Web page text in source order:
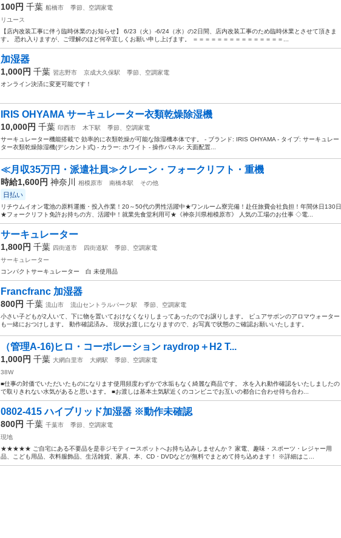
100円 千葉 船橋市
季節、空調家電
リユース
【店内改装工事に伴う臨時休業のお知らせ】 6/23（火）-6/24（水）の2日間、店内改装工事のため臨時休業とさせて頂きま
す。 恐れ入りますが、ご理解のほど何卒宜しくお願い申し上げます。 ＝＝＝＝＝＝＝＝＝＝＝＝＝＝＝...
加湿器
1,000円 千葉 習志野市 京成大久保駅
季節、空調家電
オンライン決済に変更可能です！
IRIS OHYAMA サーキュレーター衣類乾燥除湿機
10,000円 千葉 印西市 木下駅
季節、空調家電
サーキュレーター機能搭載で 効率的に衣類乾燥が可能な除湿機本体です。 - ブランド: IRIS OHYAMA - タイプ: サーキュレー
ター衣類乾燥除湿機(デシカント式) - カラー: ホワイト - 操作パネル: 天面配置...
≪月収35万円・派遣社員≫クレーン・フォークリフト・重機
時給1,600円 神奈川 相模原市 南橋本駅 その他
日払い
リチウムイオン電池の原料運搬・投入作業！20～50代の男性活躍中★ワンルーム寮完備！赴任旅費会社負担！年間休日130日
★フォークリフト免許お持ちの方、活躍中！就業先食堂利用可★《神奈川県相模原市》 人気の工場のお仕事 ◇電...
サーキュレーター
1,800円 千葉 四街道市 四街道駅
季節、空調家電
サーキュレーター
コンパクトサーキュレーター 白 未使用品
Francfranc 加湿器
800円 千葉 流山市 流山セントラルパーク駅
季節、空調家電
小さい子どもが2人いて、下に物を置いておけなくなりしまってあったのでお譲りします。 ピュアサボンのアロマウォーター
も一緒におつけします。 動作確認済み。 現状お渡しになりますので、お写真で状態のご確認お願いいたします。
（管理A-16)ヒロ・コーポレーション raydrop＋H2 T...
1,000円 千葉 大網白里市 大網駅
季節、空調家電
38W
■仕事の対価でいただいたものになります使用頻度わずかで水垢もなく綺麗な商品です。 水を入れ動作確認をいたしましたの
で取りきれない水気があると思います。 ■お渡しは基本土気駅近くのコンビニでお互いの都合に合わせ待ち合わ...
0802-415 ハイブリッド加湿器 ※動作未確認
800円 千葉 千葉市
季節、空調家電
現地
★★★★★ ご自宅にある不要品を是非ジモティースポットへお持ち込みしませんか？ 家電、趣味・スポーツ・レジャー用
品、こども用品、衣料服飾品、生活雑貨、家具、本、CD・DVDなどが無料でまとめて持ち込めます！ ※詳細はこ...